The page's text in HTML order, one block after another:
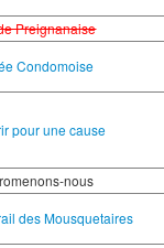
Preignanaise
Condomoise
pour une cause
nous
des Mousquetaires